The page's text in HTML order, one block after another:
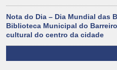
Nota do Dia – Dia Mundial das
Biblioteca Municipal do
cultural do centro da cidade